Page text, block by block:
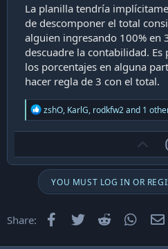
La planilla tendría
de descomponer el total
alguien ingresando 100% en
descuadre la contabilidad.
los porcentajes en alguna
hacer regla de 3 con el total.
R
e
a
i
o
s
zshO, KarlG, rodkfw2and 1
p
v
o
t
e
YOU MUST LOG IN OR
Share: Facebook
Twitter Reddit